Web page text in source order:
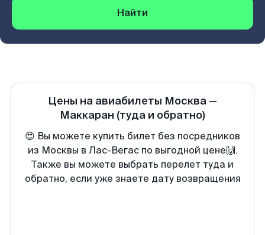
Найти
Цены на авиабилеты Москва —
Маккаран (туда и обратно)
😍 Вы можете купить билет без посредников
из Москвы в Лас-Вегас по выгодной цене🙌.
Также вы можете выбрать перелет туда и
обратно, если уже знаете дату возвращения